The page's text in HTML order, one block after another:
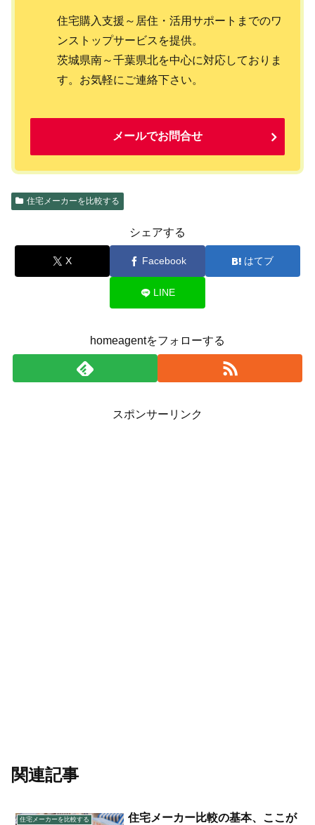
住宅購入支援～居住・活用サポートまでのワ
ンストップサービスを提供。
茨城県南～千葉県北を中心に対応しておりま
す。お気軽にご連絡下さい。
メールでお問合せ
住宅メーカーを比較する
シェアする
X Facebook はてブ
LINE
homeagentをフォローする
スポンサーリンク
関連記事
住宅メーカーを比較する
住宅メーカー比較の基本、ここが